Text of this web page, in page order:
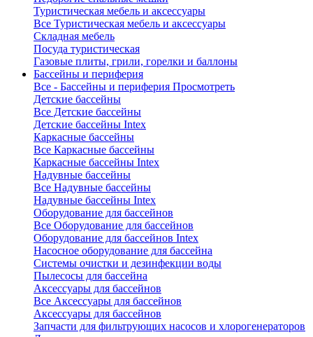
Туристическая мебель и аксессуары
Все Туристическая мебель и аксессуары
Складная мебель
Посуда туристическая
Газовые плиты, грили, горелки и баллоны
Бассейны и периферия
Все - Бассейны и периферия Просмотреть
Детские бассейны
Все Детские бассейны
Детские бассейны Intex
Каркасные бассейны
Все Каркасные бассейны
Каркасные бассейны Intex
Надувные бассейны
Все Надувные бассейны
Надувные бассейны Intex
Оборудование для бассейнов
Все Оборудование для бассейнов
Оборудование для бассейнов Intex
Насосное оборудование для бассейна
Системы очистки и дезинфекции воды
Пылесосы для бассейна
Аксессуары для бассейнов
Все Аксессуары для бассейнов
Аксессуары для бассейнов
Запчасти для фильтрующих насосов и хлорогенераторов